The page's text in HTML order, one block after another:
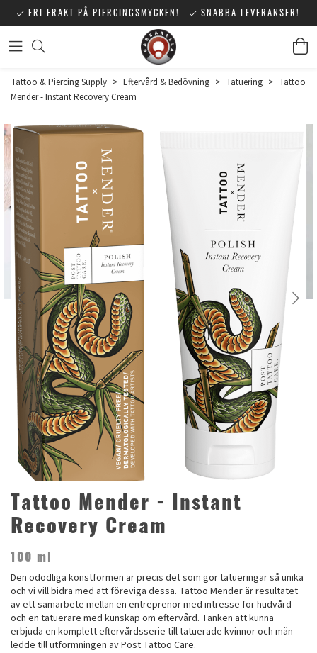
FRI FRAKT PÅ PIERCINGSMYCKEN! SNABBA LEVERANSER!
Tattoo & Piercing Supply > Eftervård & Bedövning > Tatuering > Tattoo
Mender - Instant Recovery Cream
Tattoo Mender - Instant
Recovery Cream
100 ml
Den odödliga konstformen är precis det som gör tatueringar så unika
och vi vill bidra med att föreviga dessa. Tattoo Mender är resultatet
av ett samarbete mellan en entreprenör med intresse för hudvård
och en tatuerare med kunskap om eftervård. Tanken att kunna
erbjuda en komplett eftervårdsserie till tatuerade kvinnor och män
ledde till utformningen av Post Tattoo Care.